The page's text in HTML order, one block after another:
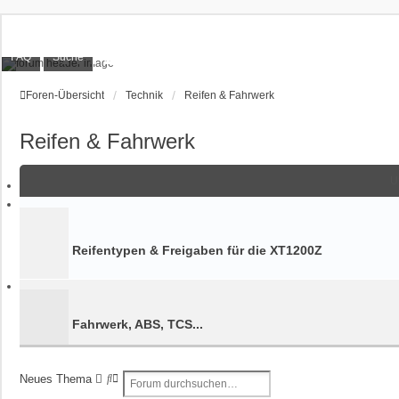
XT1200Z-Forum
FAQ Suche
Foren-Übersicht Technik Reifen & Fahrwerk
Reifen & Fahrwerk
Reifentypen & Freigaben für die XT1200Z
Fahrwerk, ABS, TCS...
Neues Thema
S